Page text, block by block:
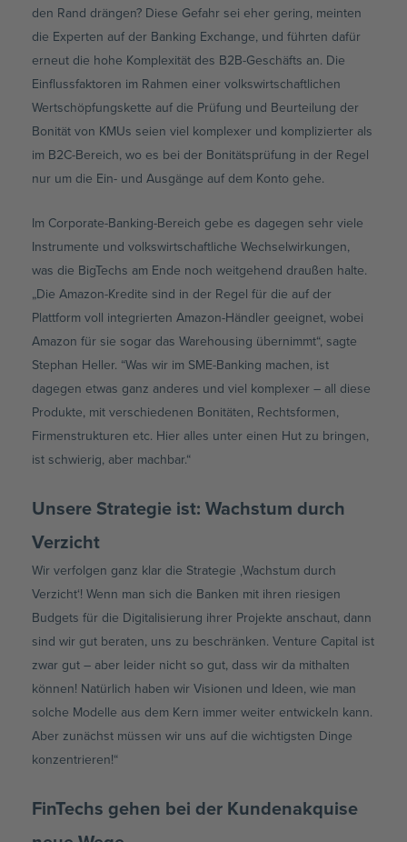
den Rand drängen? Diese Gefahr sei eher gering, meinten
die Experten auf der Banking Exchange, und führten dafür
erneut die hohe Komplexität des B2B-Geschäfts an. Die
Einflussfaktoren im Rahmen einer volkswirtschaftlichen
Wertschöpfungskette auf die Prüfung und Beurteilung der
Bonität von KMUs seien viel komplexer und komplizierter als
im B2C-Bereich, wo es bei der Bonitätsprüfung in der Regel
nur um die Ein- und Ausgänge auf dem Konto gehe.
Im Corporate-Banking-Bereich gebe es dagegen sehr viele
Instrumente und volkswirtschaftliche Wechselwirkungen,
was die BigTechs am Ende noch weitgehend draußen halte.
„Die Amazon-Kredite sind in der Regel für die auf der
Plattform voll integrierten Amazon-Händler geeignet, wobei
Amazon für sie sogar das Warehousing übernimmt“, sagte
Stephan Heller. “Was wir im SME-Banking machen, ist
dagegen etwas ganz anderes und viel komplexer – all diese
Produkte, mit verschiedenen Bonitäten, Rechtsformen,
Firmenstrukturen etc. Hier alles unter einen Hut zu bringen,
ist schwierig, aber machbar.“
Unsere Strategie ist: Wachstum durch
Verzicht
Wir verfolgen ganz klar die Strategie ‚Wachstum durch
Verzicht‘! Wenn man sich die Banken mit ihren riesigen
Budgets für die Digitalisierung ihrer Projekte anschaut, dann
sind wir gut beraten, uns zu beschränken. Venture Capital ist
zwar gut – aber leider nicht so gut, dass wir da mithalten
können! Natürlich haben wir Visionen und Ideen, wie man
solche Modelle aus dem Kern immer weiter entwickeln kann.
Aber zunächst müssen wir uns auf die wichtigsten Dinge
konzentrieren!“
FinTechs gehen bei der Kundenakquise